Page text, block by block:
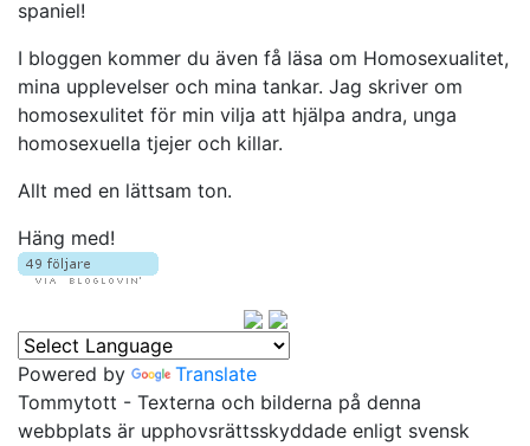
spaniel!
I bloggen kommer du även få läsa om Homosexualitet,
mina upplevelser och mina tankar. Jag skriver om
homosexulitet för min vilja att hjälpa andra, unga
homosexuella tjejer och killar.
Allt med en lättsam ton.
Häng med!
Powered by
Translate
Tommytott - Texterna och bilderna på denna
webbplats är upphovsrättsskyddade enligt svensk